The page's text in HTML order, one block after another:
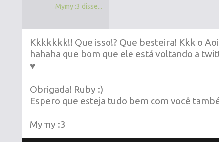
Mymy :3 disse...
Kkkkkkk!! Que isso!? Que besteira! Kkk o
hahaha que bom que ele está voltando a
♥
Obrigada! Ruby :)
Espero que esteja tudo bem com você
Mymy :3